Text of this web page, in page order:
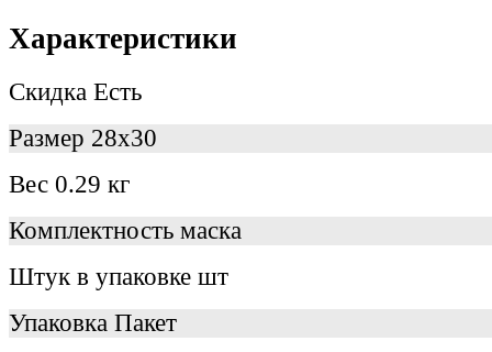
Характеристики
Скидка Есть
Размер 28х30
Вес 0.29 кг
Комплектность маска
Штук в упаковке шт
Упаковка Пакет